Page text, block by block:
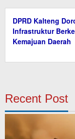
DPRD Kalteng
Infrastruktur
Kemajuan Daerah
Recent Post